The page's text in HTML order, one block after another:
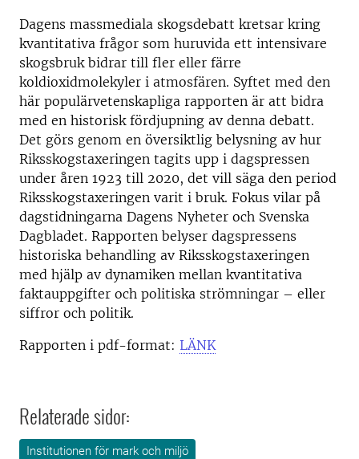
Dagens massmediala skogsdebatt kretsar kring
kvantitativa frågor som huruvida ett intensivare
skogsbruk bidrar till fler eller färre
koldioxidmolekyler i atmosfären. Syftet med den
här populärvetenskapliga rapporten är att bidra
med en historisk fördjupning av denna debatt.
Det görs genom en översiktlig belysning av hur
Riksskogstaxeringen tagits upp i dagspressen
under åren 1923 till 2020, det vill säga den period
Riksskogstaxeringen varit i bruk. Fokus vilar på
dagstidningarna Dagens Nyheter och Svenska
Dagbladet. Rapporten belyser dagspressens
historiska behandling av Riksskogstaxeringen
med hjälp av dynamiken mellan kvantitativa
faktauppgifter och politiska strömningar – eller
siffror och politik.
Rapporten i pdf-format: LÄNK
Relaterade sidor:
Institutionen för mark och miljö